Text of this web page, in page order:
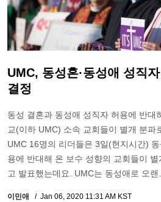
UMC, 동성혼·동성애 성직
결정
동성 결혼과 동성애 성직자 허용에 반대
교(이하 UMC) 소속 교회들이 별개 분파
UMC 16명의 리더들은 3일(현지시간)
용에 반대해 온 보수 성향의 교회들이
고 발표했는데요. UMC는 동성애로 오
이민애 Jan 06, 2020 11:31 AM KST